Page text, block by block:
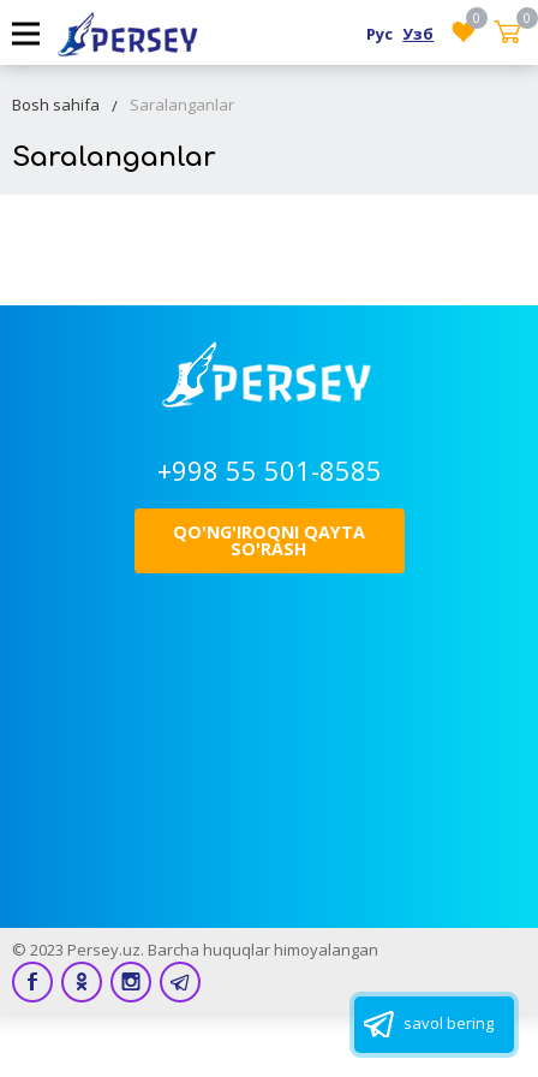
savol bering
0
0
Рус Узб
Bosh sahifa Saralanganlar
Saralanganlar
+998 55 501-8585
QO'NG'IROQNI QAYTA
SO'RASH
© 2023 Persey.uz. Barcha huquqlar himoyalangan